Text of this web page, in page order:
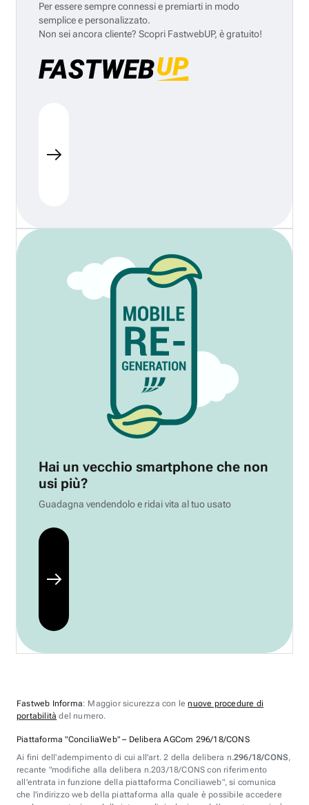
Per essere sempre connessi e premiarti in modo
semplice e personalizzato.
Non sei ancora cliente? Scopri FastwebUP, è gratuito!
Hai un vecchio smartphone che non
usi più?
Guadagna vendendolo e ridai vita al tuo usato
Fastweb Informa: Maggior sicurezza con lenuove procedure di
portabilità del numero.
Piattaforma "ConciliaWeb" – Delibera AGCom 296/18/CONS
Ai fini dell'adempimento di cui all'art. 2 della delibera n.296/18/CONS,
recante "modifiche alla delibera n.203/18/CONS con riferimento
all'entrata in funzione della piattaforma Conciliaweb", si comunica
che l'indirizzo web della piattaforma alla quale è possibile accedere